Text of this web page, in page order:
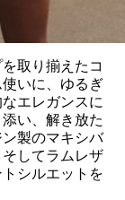
取り揃えたコ
いに、ゆるぎ
エレガンスに
い、解き放た
製のマキシバ
してラムレザ
シルエットを